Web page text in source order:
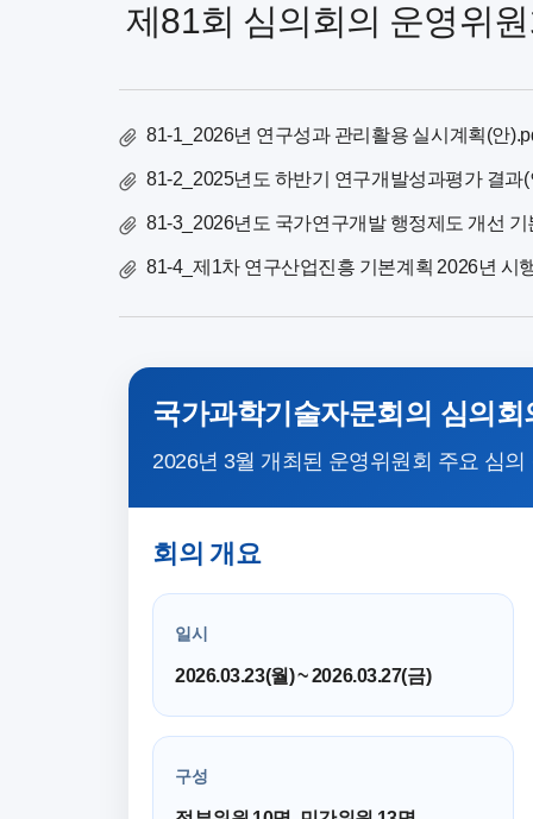
안
건
제81회 심의회의 운영위
81-1_2026년 연구성과 관리활용 실시계획(안
81-2_2025년도 하반기 연구개발성과평가 결과(
81-3_2026년도 국가연구개발 행정제도 개선 기
81-4_제1차 연구산업진흥 기본계획 2026년 시
국가과학기술자문회의 심의
2026년 3월 개최된 운영위원회 주요 심의
회의 개요
일시
2026.03.23(월) ~ 2026.03.27(금)
구성